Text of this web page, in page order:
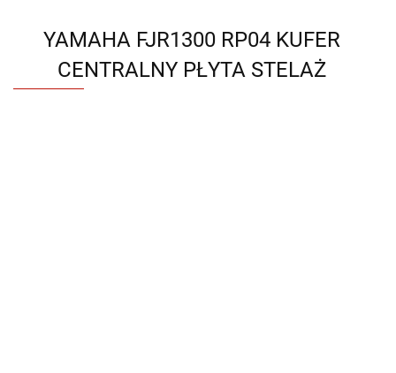
YAMAHA FJR1300 RP04 KUFER
CENTRALNY PŁYTA STELAŻ